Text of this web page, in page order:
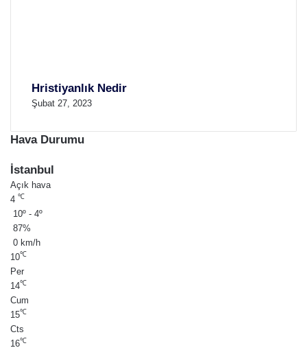
Hristiyanlık Nedir
Şubat 27, 2023
Hava Durumu
İstanbul
Açık hava
4 ℃
10º - 4º
87%
0 km/h
10℃
Per
14℃
Cum
15℃
Cts
16℃